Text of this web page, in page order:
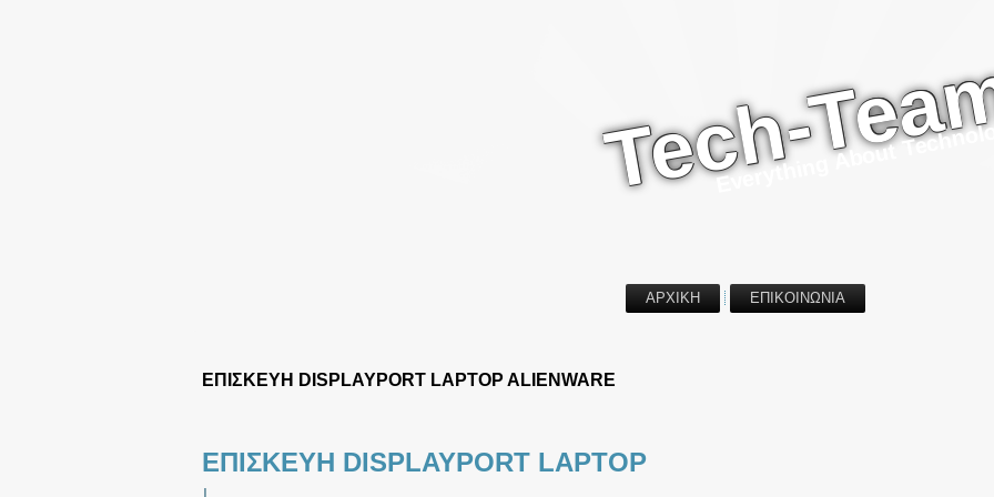
Tech-Everything About Technology
ΑΡΧΙΚΗ ΕΠΙΚΟΙΝΩΝΙΑ
ΕΠΙΣΚΕΥΗ DISPLAYPORT LAPTOP ALIENWARE
ΕΠΙΣΚΕΥΗ DISPLAYPORT LAPTOP